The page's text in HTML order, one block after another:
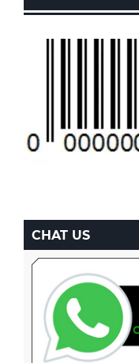
CHAT US